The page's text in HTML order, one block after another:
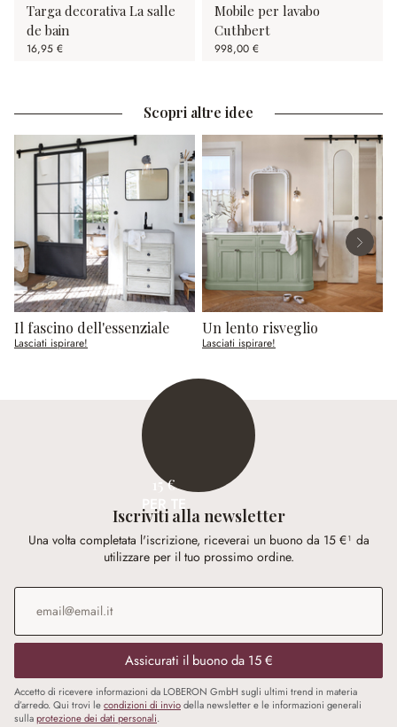
Targa decorativa La salle
de bain
16,95 €
Mobile per lavabo
Cuthbert
998,00 €
Scopri altre idee
Il fascino dell'essenziale
Lasciati ispirare!
Un lento risveglio
Lasciati ispirare!
15 €
PER TE
Iscriviti alla newsletter
Una volta completata l'iscrizione, riceverai un buono da 15 €¹ da
utilizzare per il tuo prossimo ordine.
Indirizzo e-mail
Assicurati il buono da 15 €
Accetto di ricevere informazioni da LOBERON GmbH sugli ultimi trend in materia
d’arredo. Qui trovi lecondizioni di inviodella newsletter e le informazioni generali
sullaprotezione dei dati personali.